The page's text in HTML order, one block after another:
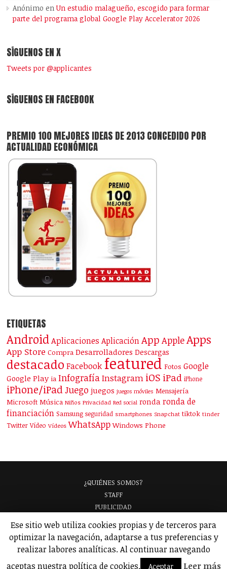
Anónimo enUn estudio malagueño, escogido para formar
parte del programa global Google Play Accelerator 2026
SÍGUENOS EN X
Tweets por @applicantes
SÍGUENOS EN FACEBOOK
PREMIO 100 MEJORES IDEAS DE 2013 CONCEDIDO POR
ACTUALIDAD ECONÓMICA
ETIQUETAS
Android Aplicaciones Aplicación App AppleApps
App Store Compra Desarrolladores Descargas
destacado Facebook featured Fotos Google
Google Play ia InfografíaInstagram iOS iPad iPhone
iPhone/iPad Juego juegos juegos móviles Mensajería
Microsoft Música Niños Privacidad Red social ronda ronda de
financiación Samsung seguridad smartphones Snapchat tiktok tinder
Twitter Vídeo Vídeos WhatsApp Windows Phone
¿QUIÉNES SOMOS?
STAFF
PUBLICIDAD
ANALIZAMOS TU APP
GLOSARIO
POLÍTICA DE PRIVACIDAD
AVISO LEGAL
© 2026 Applicantes – Información sobre apps y juegos para móviles.
Ese sitio web utiliza cookies propias y de terceros para
optimizar la navegación, adaptarse a tus preferencias y
realizar labores analíticas. Al continuar navegando
aceptas nuestra política de cookies.
Aceptar Leer más